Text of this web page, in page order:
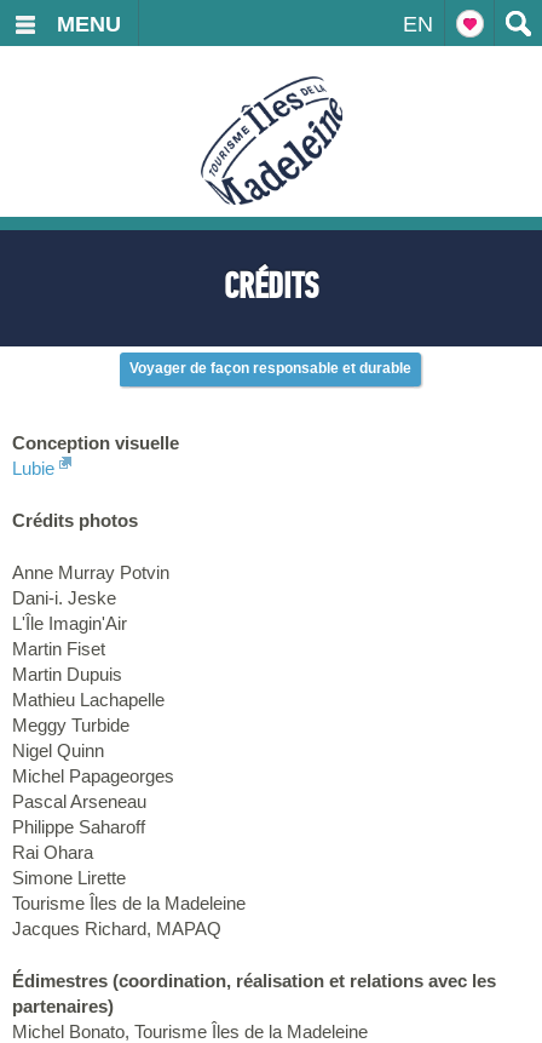
EN
MENU
CRÉDITS
Voyager de façon responsable et durable
Conception visuelle
Lubie
Crédits photos
Anne Murray Potvin
Dani-i. Jeske
L'Île Imagin'Air
Martin Fiset
Martin Dupuis
Mathieu Lachapelle
Meggy Turbide
Nigel Quinn
Michel Papageorges
Pascal Arseneau
Philippe Saharoff
Rai Ohara
Simone Lirette
Tourisme Îles de la Madeleine
Jacques Richard, MAPAQ
Édimestres (coordination, réalisation et relations avec les
partenaires)
Michel Bonato, Tourisme Îles de la Madeleine